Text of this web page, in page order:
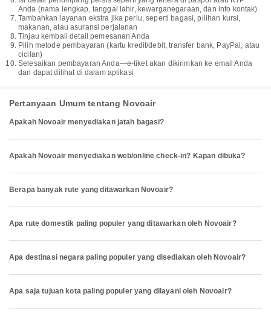
Anda (nama lengkap, tanggal lahir, kewarganegaraan, dan info kontak)
Tambahkan layanan ekstra jika perlu, seperti bagasi, pilihan kursi,
makanan, atau asuransi perjalanan
Tinjau kembali detail pemesanan Anda
Pilih metode pembayaran (kartu kredit/debit, transfer bank, PayPal, atau
cicilan)
Selesaikan pembayaran Anda—e-tiket akan dikirimkan ke email Anda
dan dapat dilihat di dalam aplikasi
Pertanyaan Umum tentang Novoair
Apakah Novoair menyediakan jatah bagasi?
Apakah Novoair menyediakan web/online check-in? Kapan dibuka?
Berapa banyak rute yang ditawarkan Novoair?
Apa rute domestik paling populer yang ditawarkan oleh Novoair?
Apa destinasi negara paling populer yang disediakan oleh Novoair?
Apa saja tujuan kota paling populer yang dilayani oleh Novoair?